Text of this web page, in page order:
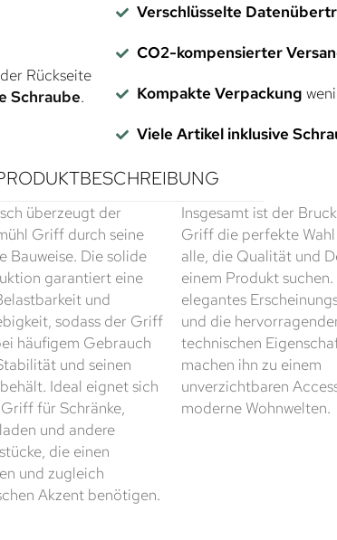
Rückseite
Schraube.
Verschlüsselte
CO2-kompensierter
Kompakte Verpackung
Viele Artikel inklusive
überzeugt der
Griff durch seine
Bauweise. Die solide
garantiert eine
und
sodass der Griff
häufigem Gebrauch
und seinen
Ideal eignet sich
für Schränke,
und andere
die einen
und zugleich
Akzent benötigen.
Insgesamt ist der
Griff die perfekte
alle, die Qualität und
einem Produkt suchen.
elegantes
und die
technischen
machen ihn zu einem
unverzichtbaren
moderne Wohnwelten.